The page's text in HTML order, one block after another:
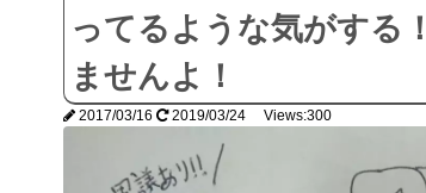
ってるような気がする
ませんよ！
2017/03/16 2019/03/24 Views:300